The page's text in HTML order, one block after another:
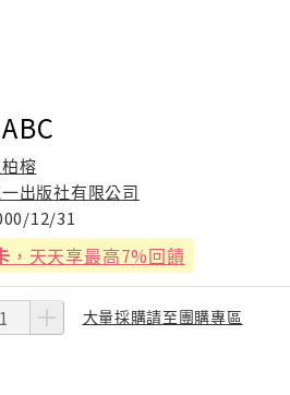
榕
出版社有限公司
12/31
，天天享最高7%回饋
大量採購請至團購專區